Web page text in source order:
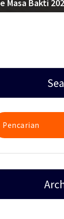
Masa Bakti